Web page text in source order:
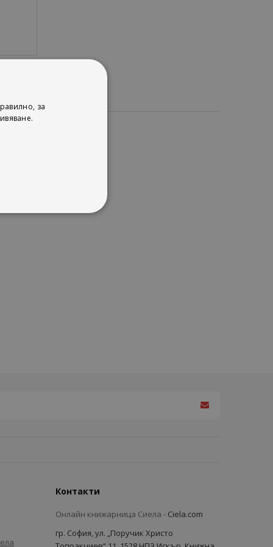
Контакти
Онлайн книжарница Сиела - Ciela.com
гр. София, ул. „Поручик Христо
за